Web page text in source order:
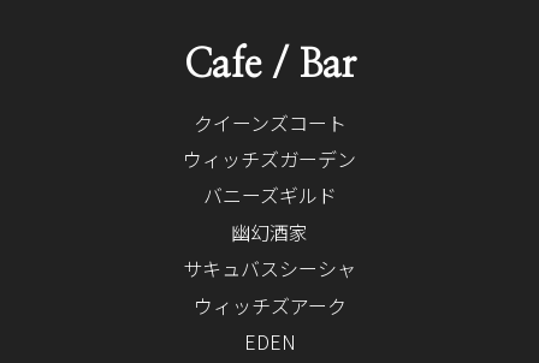
Cafe / Bar
クイーンズコート
ウィッチズガーデン
バニーズギルド
幽幻酒家
サキュバスシーシャ
ウィッチズアーク
EDEN